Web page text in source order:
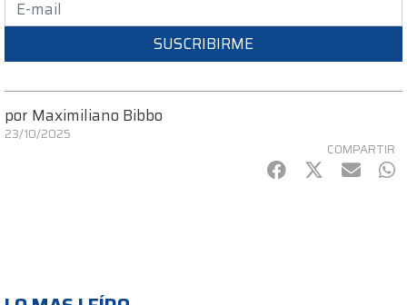
SUSCRIBIRME
por Maximiliano Bibbo
23/10/2025
COMPARTIR
Facebook
Twitter
mail